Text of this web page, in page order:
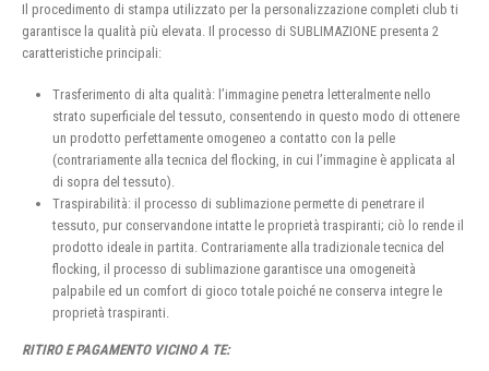
Il procedimento di stampa utilizzato per la personalizzazione completi club ti
garantisce la qualità più elevata. Il processo di SUBLIMAZIONE presenta 2
caratteristiche principali:
Trasferimento di alta qualità: l’immagine penetra letteralmente nello
strato superficiale del tessuto, consentendo in questo modo di ottenere
un prodotto perfettamente omogeneo a contatto con la pelle
(contrariamente alla tecnica del flocking, in cui l’immagine è applicata al
di sopra del tessuto).
Traspirabilità: il processo di sublimazione permette di penetrare il
tessuto, pur conservandone intatte le proprietà traspiranti; ciò lo rende il
prodotto ideale in partita. Contrariamente alla tradizionale tecnica del
flocking, il processo di sublimazione garantisce una omogeneità
palpabile ed un comfort di gioco totale poiché ne conserva integre le
proprietà traspiranti.
RITIRO E PAGAMENTO VICINO A TE: